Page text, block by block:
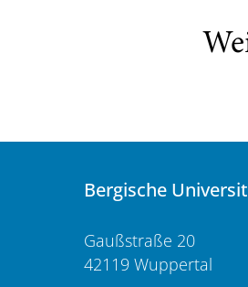
Bergische
Gaußstraße 20
42119 Wuppertal